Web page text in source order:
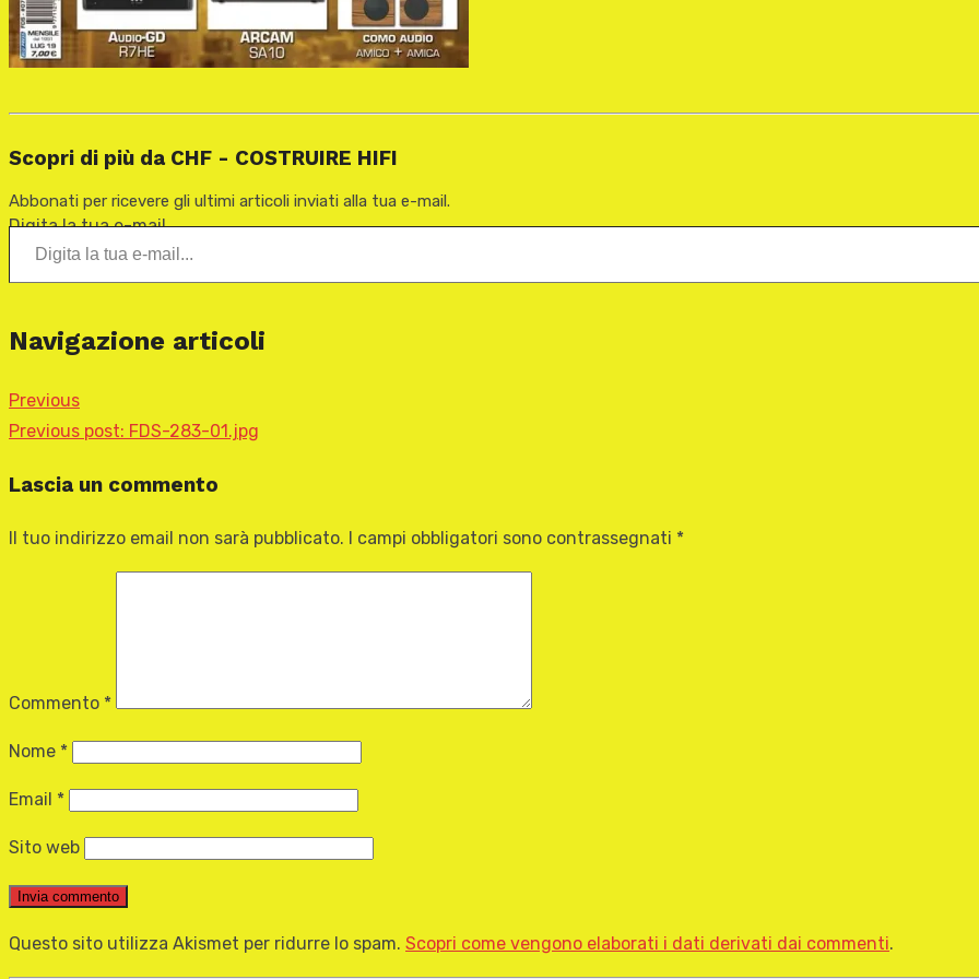
Scopri di più da CHF - COSTRUIRE HIFI
Abbonati per ricevere gli ultimi articoli inviati alla tua e-mail.
Digita la tua e-mail...
Navigazione articoli
Previous
Previous post: FDS-283-01.jpg
Lascia un commento
Il tuo indirizzo email non sarà pubblicato. I campi obbligatori sono contrassegnati *
Commento *
Nome *
Email *
Sito web
Questo sito utilizza Akismet per ridurre lo spam. Scopri come vengono elaborati i dati derivati dai commenti.